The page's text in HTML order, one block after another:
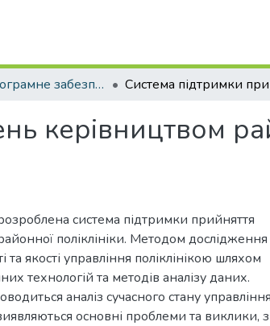
ОПП "Програмне забезпечення інформаційних систем"
керівництвом
система підтримки прийняття
поліклініки. Методом дослідження
якості управління поліклінікою шляхом
технологій та методів аналізу даних.
аналіз сучасного стану управління
основні проблеми та виклики, з